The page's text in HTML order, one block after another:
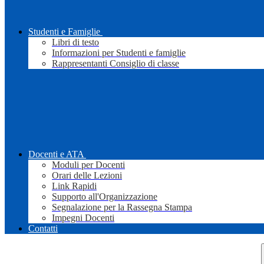
Studenti e Famiglie
Libri di testo
Informazioni per Studenti e famiglie
Rappresentanti Consiglio di classe
Docenti e ATA
Moduli per Docenti
Orari delle Lezioni
Link Rapidi
Supporto all'Organizzazione
Segnalazione per la Rassegna Stampa
Impegni Docenti
Contatti